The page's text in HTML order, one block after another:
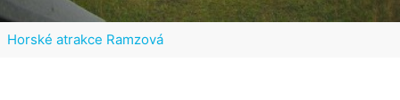
Horské atrakce Ramzová